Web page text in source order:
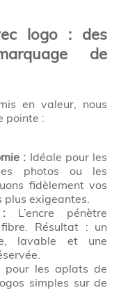
logo : des
de
en valeur, nous
pointe :
: Idéale pour les
photos ou les
fidèlement vos
exigeantes.
L’encre pénètre
Résultat : un
lavable et une
les aplats de
simples sur de